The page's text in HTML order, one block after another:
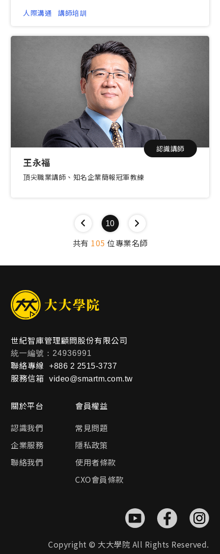
人際溝通
講師培訓
認識講師
王永福
頂尖職業講師、知名企業簡報冠軍教練
10
共有 105 位專業名師
世紀智庫管理顧問股份有限公司
統一編號：24936991
聯絡專線 +886 2 2515-3737
服務信箱 video@smartm.com.tw
關於平台
認識我們
企業服務
聯絡我們
會員權益
常見問題
隱私政策
使用者條款
CXO會員條款
Copyright © 大大學院 All Rights Reserved.